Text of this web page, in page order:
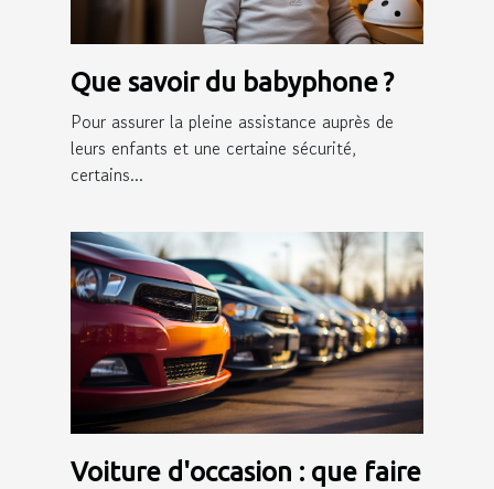
Que savoir du babyphone ?
Pour assurer la pleine assistance auprès de
leurs enfants et une certaine sécurité,
certains...
Voiture d'occasion : que faire